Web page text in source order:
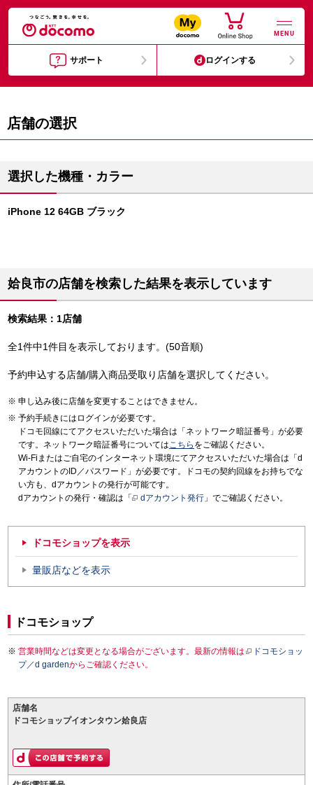
MENU
サポート ログインする
店舗の選択
選択した機種・カラー
iPhone 12 64GB ブラック
姶良市の店舗を検索した結果を表示しています
検索結果：1店舗
全1件中1件目を表示しております。(50音順)
予約申込する店舗/購入商品受取り店舗を選択してください。
申し込み後に店舗を変更することはできません。
予約手続きにはログインが必要です。
ドコモ回線にてアクセスいただいた場合は「ネットワーク暗証番号」が必要
です。ネットワーク暗証番号についてはこちら をご確認ください。
Wi-Fiまたはご自宅のインターネット環境にてアクセスいただいた場合は「d
アカウントのID／パスワード」が必要です。ドコモの契約回線をお持ちでな
い方も、dアカウントの発行が可能です。
dアカウントの発行・確認は「
dアカウント発行 」でご確認ください。
ドコモショップを表示
量販店などを表示
ドコモショップ
営業時間などは変更となる場合がございます。最新の情報は
ドコモショッ
プ／d gardenからご確認ください。
店舗名
ドコモショップイオンタウン姶良店